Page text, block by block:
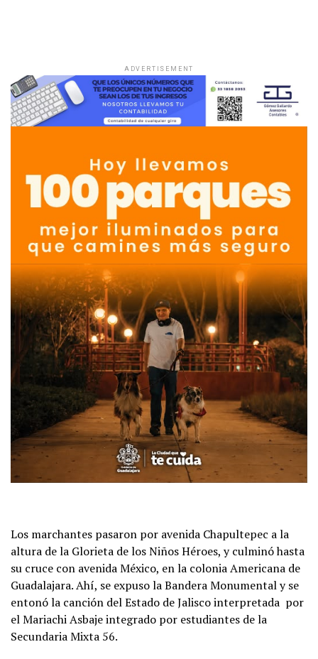
ADVERTISEMENT
Los marchantes pasaron por avenida Chapultepec a la
altura de la Glorieta de los Niños Héroes, y culminó hasta
su cruce con avenida México, en la colonia Americana de
Guadalajara. Ahí, se expuso la Bandera Monumental y se
entonó la canción del Estado de Jalisco interpretada por
el Mariachi Asbaje integrado por estudiantes de la
Secundaria Mixta 56.